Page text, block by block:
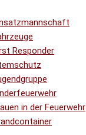
Responder
in der Feuerwehr